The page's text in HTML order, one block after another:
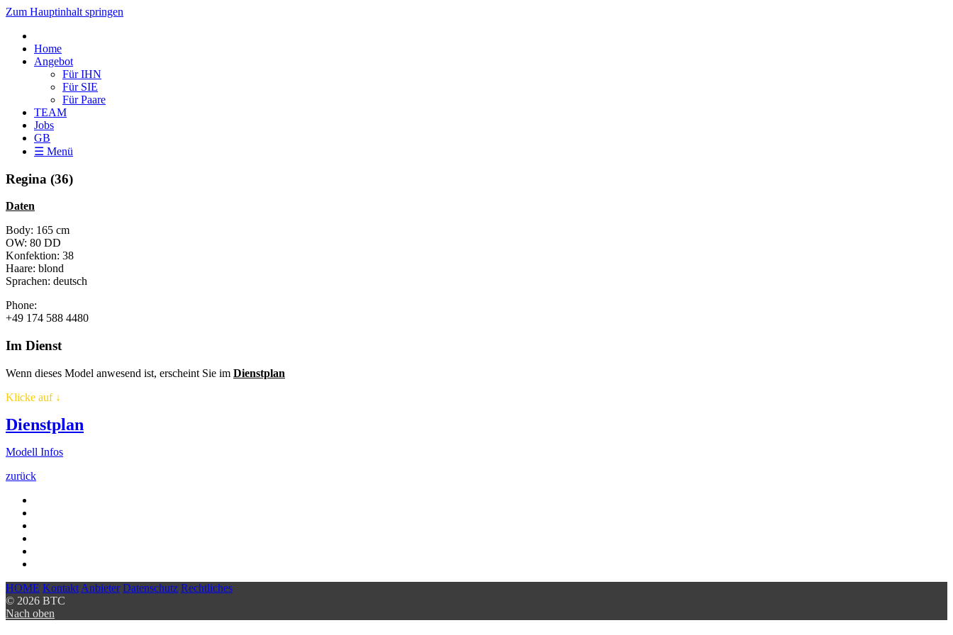
Zum Hauptinhalt springen
Home
Angebot
Für IHN
Für SIE
Für Paare
TEAM
Jobs
GB
☰ Menü
Regina (36)
Daten
Body: 165 cm
OW: 80 DD
Konfektion: 38
Haare: blond
Sprachen: deutsch
Phone:
+49 174 588 4480
Im Dienst
Wenn dieses Model anwesend ist, erscheint Sie im Dienstplan
Klicke auf↓
Dienstplan
Modell Infos
zurück
HOME Kontakt Anbieter Datenschutz Rechtliches
© 2026 BTC
Nach oben